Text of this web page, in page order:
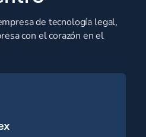
de tecnología legal,
con el corazón en el